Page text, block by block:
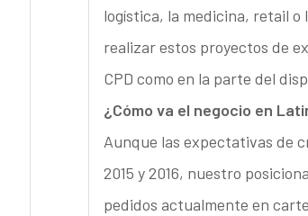
logística, la medicina, retail
realizar estos proyectos de
CPD como en la parte del
¿Cómo va el negocio en
Aunque las expectativas de
2015 y 2016, nuestro
pedidos actualmente en